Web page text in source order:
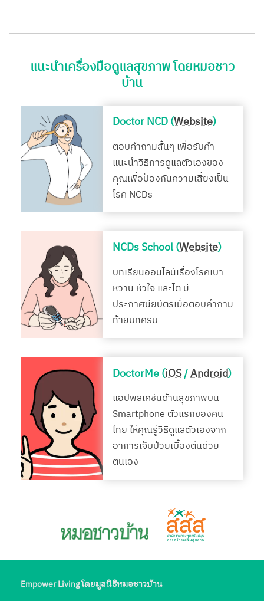
แนะนำเครื่องมือดูแลสุขภาพ โดยหมอชาว
บ้าน
Doctor NCD (Website)
ตอบคำถามสั้นๆ เพื่อรับคำ
แนะนำวิธีการดูแลตัวเองของ
คุณเพื่อป้องกันความเสี่ยงเป็น
โรค NCDs
NCDs School (Website)
บทเรียนออนไลน์เรื่องโรคเบา
หวาน หัวใจ และไต มี
ประกาศนียบัตรเมื่อตอบคำถาม
ท้ายบทครบ
DoctorMe (iOS/Android)
แอปพลิเคชันด้านสุขภาพบน
Smartphone ตัวแรกของคน
ไทย ให้คุณรู้วิธีดูแลตัวเองจาก
อาการเจ็บป่วยเบื้องต้นด้วย
ตนเอง
Empower Living โดยมูลนิธิหมอชาวบ้าน